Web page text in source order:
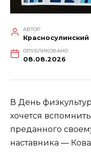
АВТОР
ОПУБЛИКОВАНО
08.08.2026
В День
хочется
преданного
наставника —